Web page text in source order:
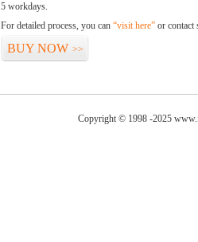
5 workdays.
For detailed process, you can “visit here” or contact
BUY NOW >>
Copyright © 1998 -2025